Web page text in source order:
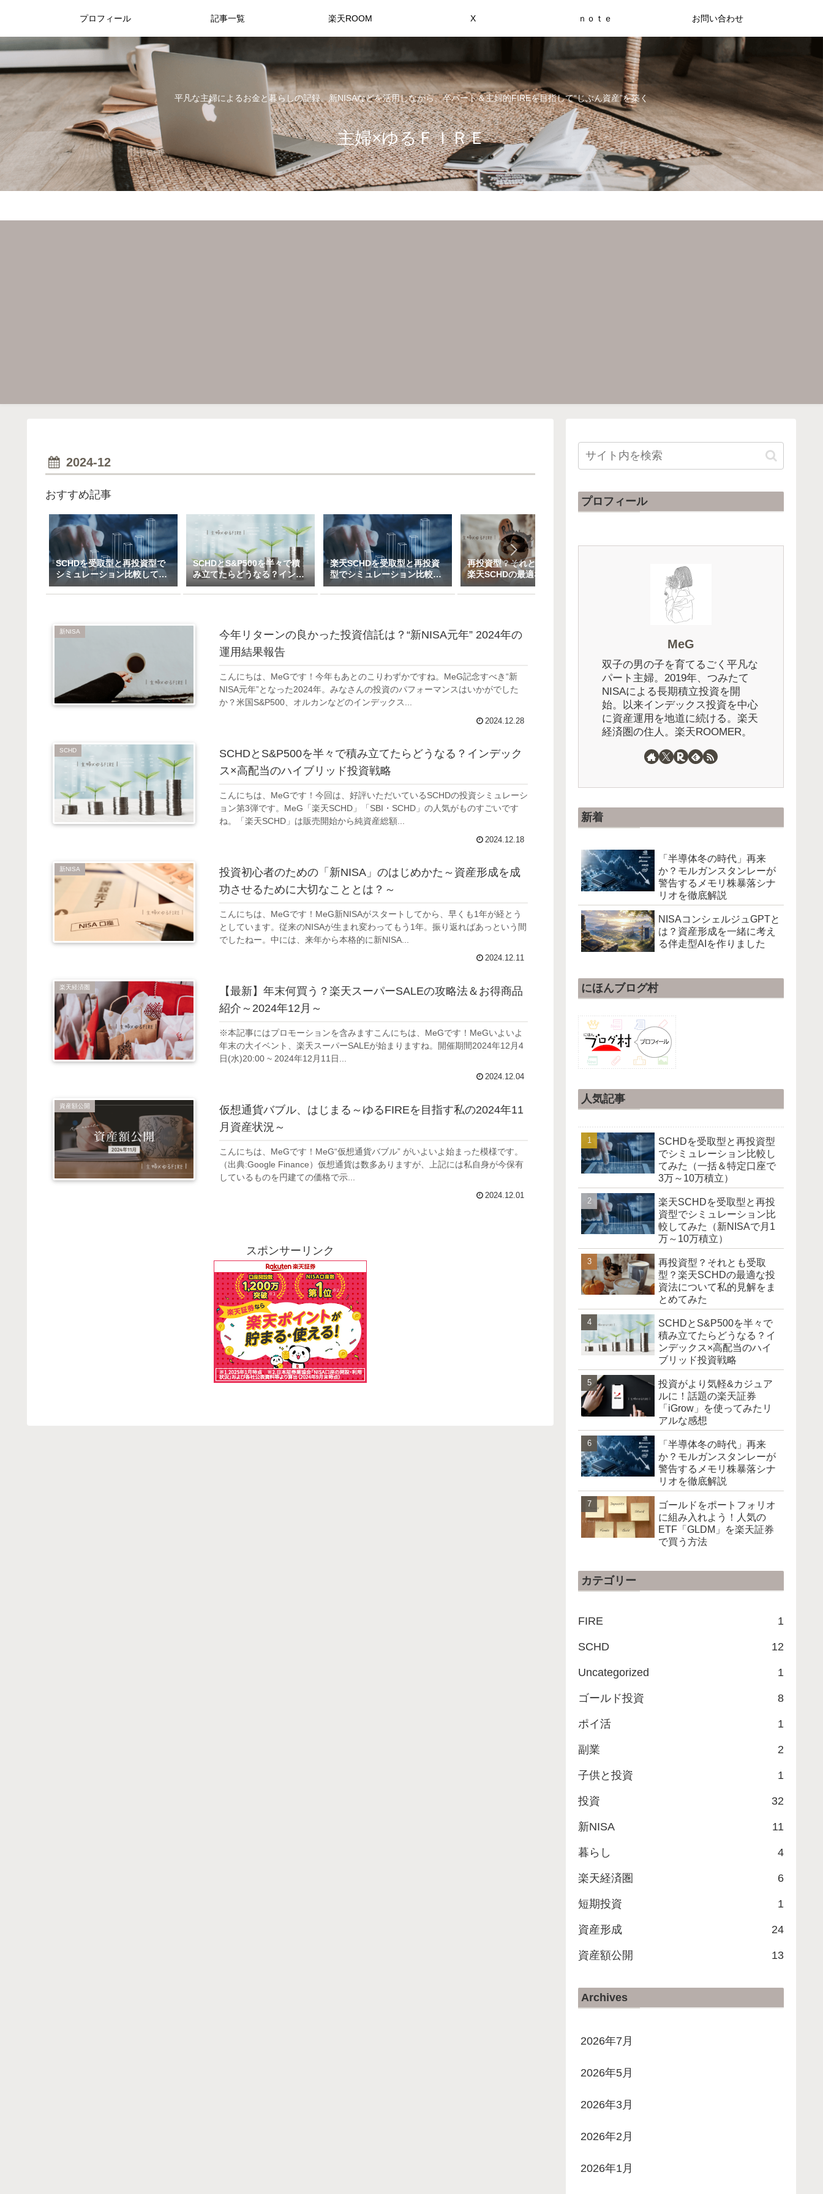
平凡な主婦によるお金と暮らしの記録。新NISAなどを活用しながら、卒パート＆主婦的FIREを目指して“じぶん資産”を築く
主婦×ゆるＦＩＲＥ
プロフィール 記事一覧 楽天ROOM X ｎｏｔｅ お問い合わせ
2024-12
おすすめ記事
SCHDを受取型と再投資型で
シミュレーション比較してみ
た（一括＆特定口座で3万～
10万積立）
SCHDとS&P500を半々で積
み立てたらどうなる？インデ
ックス×高配当のハイブリッ
ド投資戦略
楽天SCHDを受取型と再投資
型でシミュレーション比較し
てみた（新NISAで月1万～10
万積立）
再投資型？それとも受取型？
楽天SCHDの最適な投資法に
ついて私的見解をまとめてみ
た
SCHD」最新の分配金は90
円！前年同期比+28.6%の増配
新NISA
今年リターンの良かった投資信託は？“新NISA元年” 2024年の
運用結果報告
こんにちは、MeGです！今年もあとのこりわずかですね。MeG記念すべき“新
NISA元年”となった2024年。みなさんの投資のパフォーマンスはいかがでした
か？米国S&P500、オルカンなどのインデックス...
2024.12.28
SCHD
SCHDとS&P500を半々で積み立てたらどうなる？インデック
ス×高配当のハイブリッド投資戦略
こんにちは、MeGです！今回は、好評いただいているSCHDの投資シミュレーシ
ョン第3弾です。MeG「楽天SCHD」「SBI・SCHD」の人気がものすごいです
ね。「楽天SCHD」は販売開始から純資産総額...
2024.12.18
新NISA
投資初心者のための「新NISA」のはじめかた～資産形成を成
功させるために大切なこととは？～
こんにちは、MeGです！MeG新NISAがスタートしてから、早くも1年が経とう
としています。従来のNISAが生まれ変わってもう1年。振り返ればあっという間
でしたねー。中には、来年から本格的に新NISA...
2024.12.11
楽天経済圏
【最新】年末何買う？楽天スーパーSALEの攻略法＆お得商品
紹介～2024年12月～
※本記事にはプロモーションを含みますこんにちは、MeGです！MeGいよいよ
年末の大イベント、楽天スーパーSALEが始まりますね。開催期間2024年12月4
日(水)20:00 ~ 2024年12月11日...
2024.12.04
資産額公開
仮想通貨バブル、はじまる～ゆるFIREを目指す私の2024年11
月資産状況～
こんにちは、MeGです！MeG“仮想通貨バブル” がいよいよ始まった模様です。
（出典:Google Finance）仮想通貨は数多ありますが、上記には私自身が今保有
しているものを円建ての価格で示...
2024.12.01
スポンサーリンク
プロフィール
MeG
双子の男の子を育てるごく平凡な
パート主婦。2019年、つみたて
NISAによる長期積立投資を開
始。以来インデックス投資を中心
に資産運用を地道に続ける。楽天
経済圏の住人。楽天ROOMER。
新着
「半導体冬の時代」再来
か？モルガンスタンレーが
警告するメモリ株暴落シナ
リオを徹底解説
NISAコンシェルジュGPTと
は？資産形成を一緒に考え
る伴走型AIを作りました
にほんブログ村
人気記事
SCHDを受取型と再投資型
でシミュレーション比較し
てみた（一括＆特定口座で
3万～10万積立）
楽天SCHDを受取型と再投
資型でシミュレーション比
較してみた（新NISAで月1
万～10万積立）
再投資型？それとも受取
型？楽天SCHDの最適な投
資法について私的見解をま
とめてみた
SCHDとS&P500を半々で
積み立てたらどうなる？イ
ンデックス×高配当のハイ
ブリッド投資戦略
投資がより気軽&カジュア
ルに！話題の楽天証券
「iGrow」を使ってみたリ
アルな感想
「半導体冬の時代」再来
か？モルガンスタンレーが
警告するメモリ株暴落シナ
リオを徹底解説
ゴールドをポートフォリオ
に組み入れよう！人気の
ETF「GLDM」を楽天証券
で買う方法
カテゴリー
FIRE 1
SCHD 12
Uncategorized 1
ゴールド投資 8
ポイ活 1
副業 2
子供と投資 1
投資 32
新NISA 11
暮らし 4
楽天経済圏 6
短期投資 1
資産形成 24
資産額公開 13
Archives
2026年7月
2026年5月
2026年3月
2026年2月
2026年1月